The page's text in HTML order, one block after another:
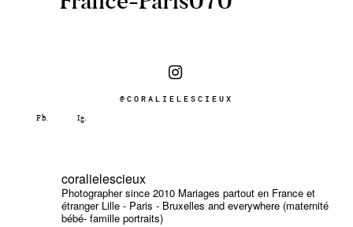
@CORALIELESCIEUX
coralielescieux
Photographer since 2010 Mariages partout en France et
étranger Lille - Paris - Bruxelles and everywhere (maternité
bébé- famille portraits)